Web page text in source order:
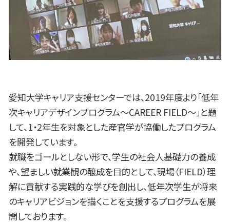
愛知大学キャリア支援センターでは、2019年度より「低年
次キャリアデザインプログラム～CAREER FIELD～」と題
して、1・2年生を対象とした産官学が協働したプログラム
を開発しています。
就職をゴールとしない形で、学生の社会人基礎力の養成
や、望ましい就業観の醸成を目的として、現場（FIELD）理
解に貢献する実践的な学びを創出し、低年次学生が将来
のキャリアビジョンを描くことを支援するプログラムを展
開しております。